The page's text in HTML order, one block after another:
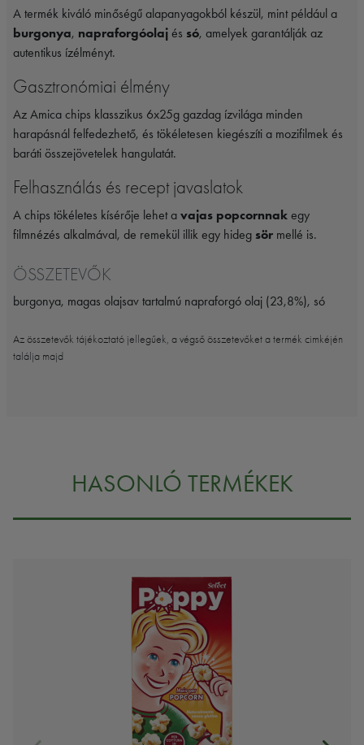
A termék kiváló minőségű alapanyagokból készül, mint például a
burgonya, napraforgóolaj és só, amelyek garantálják az
autentikus ízélményt.
Gasztronómiai élmény
Az Amica chips klasszikus 6x25g gazdag ízvilága minden
harapásnál felfedezhető, és tökéletesen kiegészíti a mozifilmek és
baráti összejövetelek hangulatát.
Felhasználás és recept javaslatok
A chips tökéletes kísérője lehet a vajas popcornnak egy
filmnézés alkalmával, de remekül illik egy hideg sör mellé is.
ÖSSZETEVŐK
burgonya, magas olajsav tartalmú napraforgó olaj (23,8%), só
Az összetevők tájékoztató jellegűek, a végső összetevőket a termék cimkéjén
találja majd
HASONLÓ TERMÉKEK